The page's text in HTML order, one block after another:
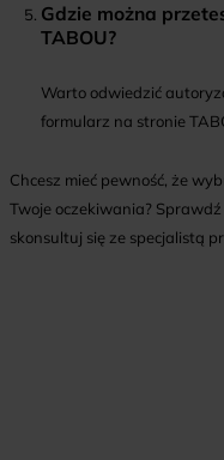
Gdzie można
TABOU?
Warto odwiedzić
formularz na stronie
Chcesz mieć pewność, że
Twoje oczekiwania?
skonsultuj się ze specjalistą